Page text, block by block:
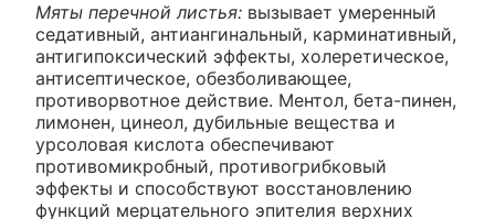
Мяты перечной листья: вызывает умеренный
седативный, антиангинальный, карминативный,
антигипоксический эффекты, холеретическое,
антисептическое, обезболивающее,
противорвотное действие. Ментол, бета-пинен,
лимонен, цинеол, дубильные вещества и
урсоловая кислота обеспечивают
противомикробный, противогрибковый
эффекты и способствуют восстановлению
функций мерцательного эпителия верхних